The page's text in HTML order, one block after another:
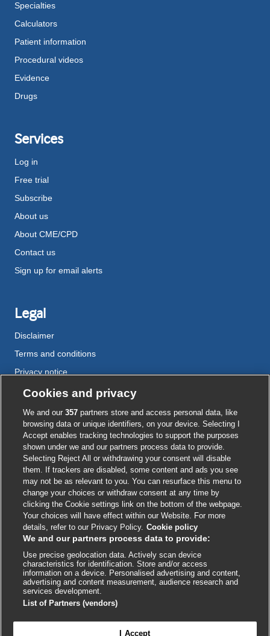
Specialties
Calculators
Patient information
Procedural videos
Evidence
Drugs
Services
Log in
Free trial
Subscribe
About us
About CME/CPD
Contact us
Sign up for email alerts
Legal
Disclaimer
Terms and conditions
Privacy notice
Cookie policy
Accessibility
External
link
opens
in
a
new
window
External
link
opens
in
a
new
window
External
link
opens
in
a
new
window
External
link
opens
in
a
new
window
External
link
opens
in
a
new
window
© BMJ Publishing Group 2026
ISSN 2515-9615
Cookies and privacy
We and our357 partners store and access personal data, like
browsing data or unique identifiers, on your device. Selecting I
Accept enables tracking technologies to support the purposes
shown under we and our partners process data to provide.
Selecting Reject All or withdrawing your consent will disable
them. If trackers are disabled, some content and ads you see
may not be as relevant to you. You can resurface this menu to
change your choices or withdraw consent at any time by
clicking the Cookie settings link on the bottom of the webpage.
Your choices will have effect within our Website. For more
details, refer to our Privacy Policy. Cookie policy
We and our partners process data to provide:
Use precise geolocation data. Actively scan device
characteristics for identification. Store and/or access
information on a device. Personalised advertising and content,
advertising and content measurement, audience research and
services development.
List of Partners (vendors)
I Accept